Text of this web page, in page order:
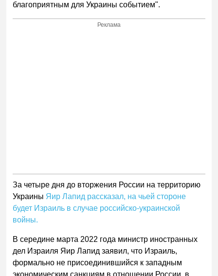
благоприятным для Украины событием".
Реклама
За четыре дня до вторжения России на территорию
Украины Яир Лапид рассказал, на чьей стороне
будет Израиль в случае российско-украинской
войны.
В середине марта 2022 года министр иностранных
дел Израиля Яир Лапид заявил, что Израиль,
формально не присоединившийся к западным
экономическим санкциям в отношении России, в